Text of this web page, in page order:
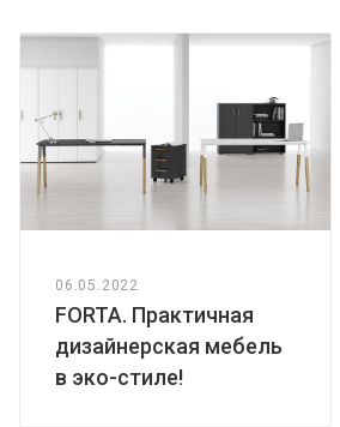
06.05.2022
FORTA. Практичная
дизайнерская мебель
в эко-стиле!